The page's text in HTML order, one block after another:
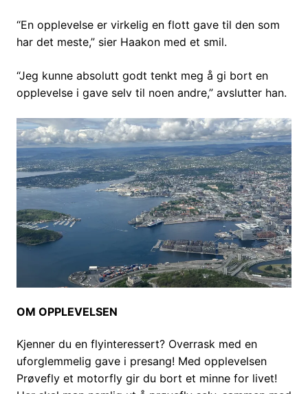
“En opplevelse er virkelig en flott gave til den som
har det meste,” sier Haakon med et smil.
“Jeg kunne absolutt godt tenkt meg å gi bort en
opplevelse i gave selv til noen andre,” avslutter han.
OM OPPLEVELSEN
Kjenner du en flyinteressert? Overrask med en
uforglemmelig gave i presang! Med opplevelsen
Prøvefly et motorfly gir du bort et minne for livet!